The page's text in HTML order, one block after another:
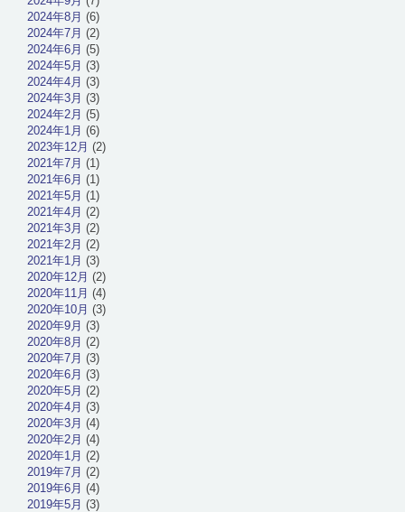
2024年8月 (6)
2024年7月 (2)
2024年6月 (5)
2024年5月 (3)
2024年4月 (3)
2024年3月 (3)
2024年2月 (5)
2024年1月 (6)
2023年12月 (2)
2021年7月 (1)
2021年6月 (1)
2021年5月 (1)
2021年4月 (2)
2021年3月 (2)
2021年2月 (2)
2021年1月 (3)
2020年12月 (2)
2020年11月 (4)
2020年10月 (3)
2020年9月 (3)
2020年8月 (2)
2020年7月 (3)
2020年6月 (3)
2020年5月 (2)
2020年4月 (3)
2020年3月 (4)
2020年2月 (4)
2020年1月 (2)
2019年7月 (2)
2019年6月 (4)
2019年5月 (3)